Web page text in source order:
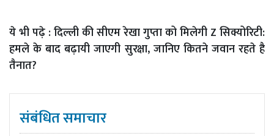
ये भी पढ़े :दिल्ली की सीएम रेखा गुप्ता को मिलेगी Z सिक्योरिटी:
हमले के बाद बढ़ायी जाएगी सुरक्षा, जानिए कितने जवान रहते है
तैनात?
संबंधित समाचार